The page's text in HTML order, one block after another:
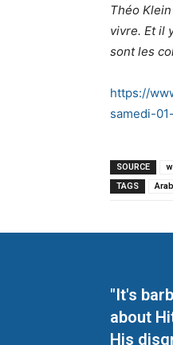
Théo Klein
vivre. Et il
sont les
https://
samedi-
SOURCE
TAGS
"It's
about
His